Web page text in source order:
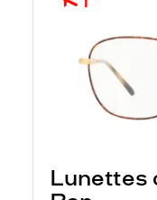
Lunettes